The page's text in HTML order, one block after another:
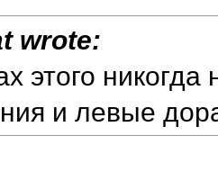
wrote:
этого
и левые